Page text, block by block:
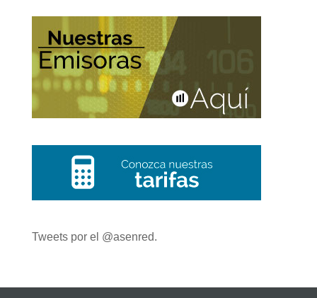
Tweets por el @asenred.